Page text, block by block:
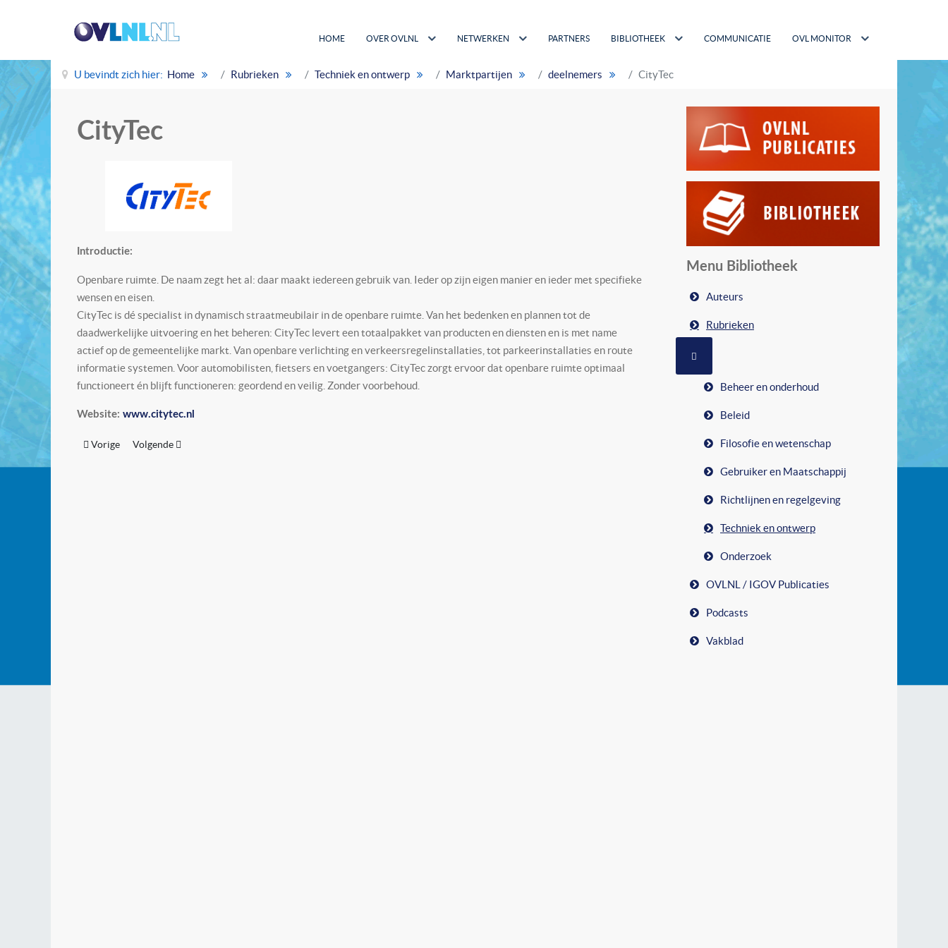
HOME OVER OVLNL NETWERKEN PARTNERS BIBLIOTHEEK COMMUNICATIE OVL MONITOR
U bevindt zich hier: Home Rubrieken Techniek en ontwerp Marktpartijen deelnemers CityTec
CityTec
Introductie:
Openbare ruimte. De naam zegt het al: daar maakt iedereen gebruik van. Ieder op zijn eigen manier en ieder met specifieke
wensen en eisen.
CityTec is dé specialist in dynamisch straatmeubilair in de openbare ruimte. Van het bedenken en plannen tot de
daadwerkelijke uitvoering en het beheren: CityTec levert een totaalpakket van producten en diensten en is met name
actief op de gemeentelijke markt. Van openbare verlichting en verkeersregelinstallaties, tot parkeerinstallaties en route
informatie systemen. Voor automobilisten, fietsers en voetgangers: CityTec zorgt ervoor dat openbare ruimte optimaal
functioneert én blijft functioneren: geordend en veilig. Zonder voorbehoud.
Website: www.citytec.nl
Vorig artikel: CANDELUX
Vorige Volgende artikel: CLAFIS Ingenieus
Volgende
Menu Bibliotheek
Auteurs
Rubrieken
Beheer en onderhoud
Beleid
Filosofie en wetenschap
Gebruiker en Maatschappij
Richtlijnen en regelgeving
Techniek en ontwerp
Onderzoek
OVLNL / IGOV Publicaties
Podcasts
Vakblad